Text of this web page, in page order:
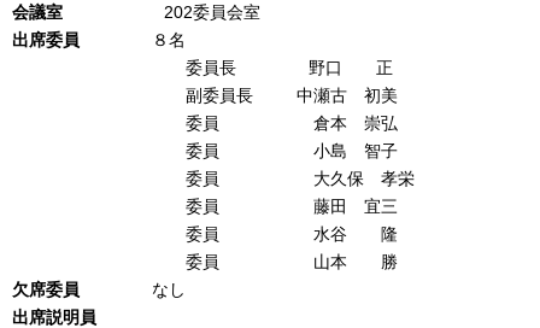
会議室 202委員会室
出席委員 ８名
委員長 野口 正
副委員長 中瀬古 初美
委員 倉本 崇弘
委員 小島 智子
委員 大久保 孝栄
委員 藤田 宜三
委員 水谷 隆
委員 山本 勝
欠席委員 なし
出席説明員